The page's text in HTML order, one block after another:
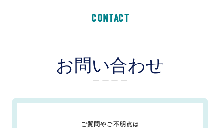
CONTACT
お問い合わせ
ー ー ー ー
ご質問やご不明点は